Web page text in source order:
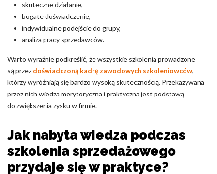
skuteczne działanie,
bogate doświadczenie,
indywidualne podejście do grupy,
analiza pracy sprzedawców.
Warto wyraźnie podkreślić, że wszystkie szkolenia prowadzone
są przez doświadczoną kadrę zawodowych szkoleniowców,
którzy wyróżniają się bardzo wysoką skutecznością. Przekazywana
przez nich wiedza merytoryczna i praktyczna jest podstawą
do zwiększenia zysku w firmie.
Jak nabyta wiedza podczas
szkolenia sprzedażowego
przydaje się w praktyce?